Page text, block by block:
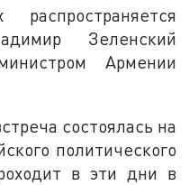
Зеленский
Армении
состоялась на
политического
в эти дни в